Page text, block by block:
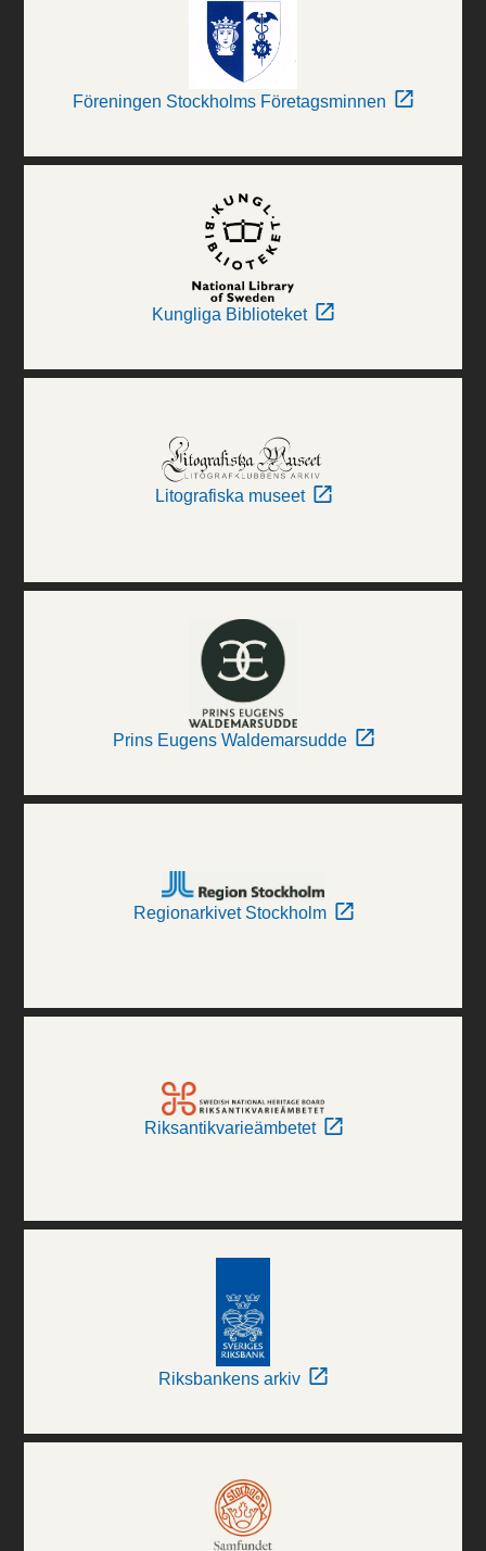
Föreningen Stockholms Företagsminnen
Kungliga Biblioteket
Litografiska museet
Prins Eugens Waldemarsudde
Regionarkivet Stockholm
Riksantikvarieämbetet
Riksbankens arkiv